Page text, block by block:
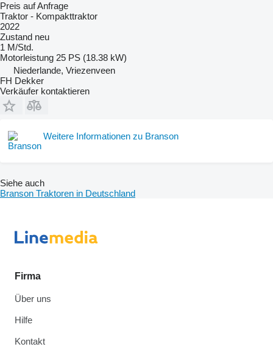
Preis auf Anfrage
Traktor - Kompakttraktor
2022
Zustand neu
1 M/Std.
Motorleistung 25 PS (18.38 kW)
Niederlande, Vriezenveen
FH Dekker
Verkäufer kontaktieren
Weitere Informationen zu Branson
Siehe auch
Branson Traktoren in Deutschland
Firma
Über uns
Hilfe
Kontakt